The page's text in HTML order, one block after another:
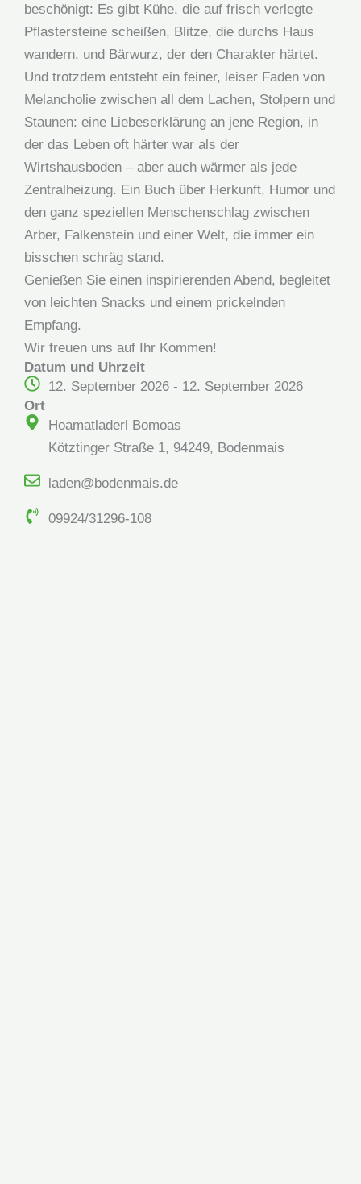
beschönigt: Es gibt Kühe, die auf frisch verlegte
Pflastersteine scheißen, Blitze, die durchs Haus
wandern, und Bärwurz, der den Charakter härtet.
Und trotzdem entsteht ein feiner, leiser Faden von
Melancholie zwischen all dem Lachen, Stolpern und
Staunen: eine Liebeserklärung an jene Region, in
der das Leben oft härter war als der
Wirtshausboden – aber auch wärmer als jede
Zentralheizung. Ein Buch über Herkunft, Humor und
den ganz speziellen Menschenschlag zwischen
Arber, Falkenstein und einer Welt, die immer ein
bisschen schräg stand.
Genießen Sie einen inspirierenden Abend, begleitet
von leichten Snacks und einem prickelnden
Empfang.
Wir freuen uns auf Ihr Kommen!
Datum und Uhrzeit
12. September 2026 - 12. September 2026
Ort
Hoamatladerl Bomoas
Kötztinger Straße 1, 94249, Bodenmais
laden@bodenmais.de
09924/31296-108